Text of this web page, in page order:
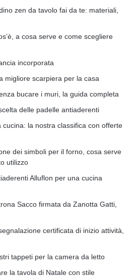
zen da tavolo fai da te: materiali,
a cosa serve e come scegliere
incorporata
migliore scarpiera per la casa
bucare i muri, la guida completa
delle padelle antiaderenti
cucina: la nostra classifica con offerte
dei simboli per il forno, cosa serve
utilizzo
Alluflon per una cucina
Sacco firmata da Zanotta Gatti,
certificata di inizio attività,
tappeti per la camera da letto
la tavola di Natale con stile